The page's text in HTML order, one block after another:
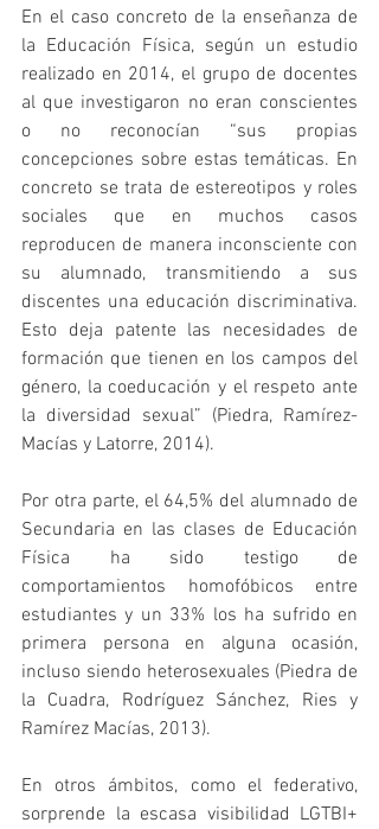
En el caso concreto de la enseñanza de
la Educación Física, según un estudio
realizado en 2014, el grupo de docentes
al que investigaron no eran conscientes
o no reconocían “sus propias
concepciones sobre estas temáticas. En
concreto se trata de estereotipos y roles
sociales que en muchos casos
reproducen de manera inconsciente con
su alumnado, transmitiendo a sus
discentes una educación discriminativa.
Esto deja patente las necesidades de
formación que tienen en los campos del
género, la coeducación y el respeto ante
la diversidad sexual” (Piedra, Ramírez-
Macías y Latorre, 2014).
Por otra parte, el 64,5% del alumnado de
Secundaria en las clases de Educación
Física ha sido testigo de
comportamientos homofóbicos entre
estudiantes y un 33% los ha sufrido en
primera persona en alguna ocasión,
incluso siendo heterosexuales (Piedra de
la Cuadra, Rodríguez Sánchez, Ries y
Ramírez Macías, 2013).
En otros ámbitos, como el federativo,
sorprende la escasa visibilidad LGTBI+